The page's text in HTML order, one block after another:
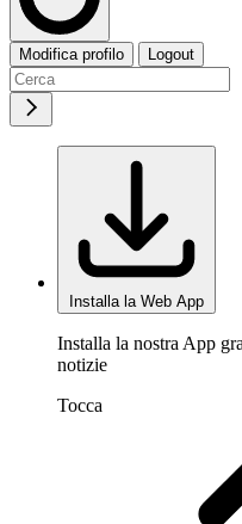
Modifica profilo Logout
Installa la Web App
Installa la nostra App
notizie
Tocca